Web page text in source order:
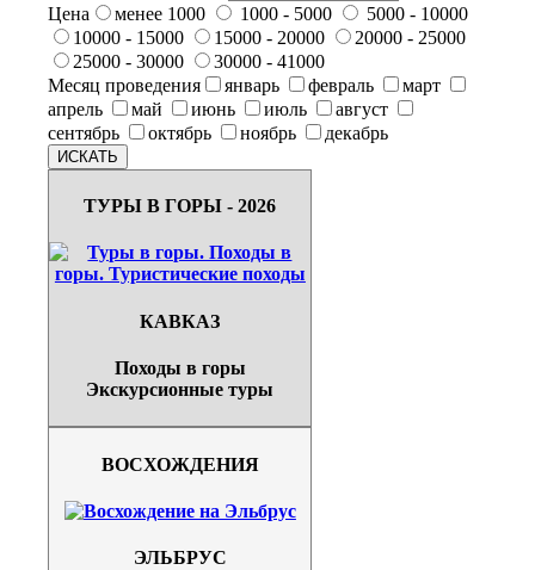
Цена
менее 1000 1000 - 5000
5000 - 10000
10000 - 15000
15000 - 20000
20000 - 25000
25000 - 30000
30000 - 41000
Месяц проведения
январь февраль
март
апрель
май июнь июль
август
сентябрь
октябрь ноябрь декабрь
ТУРЫ В ГОРЫ - 2026
КАВКАЗ
Походы в горы
Экскурсионные туры
ВОСХОЖДЕНИЯ
ЭЛЬБРУС